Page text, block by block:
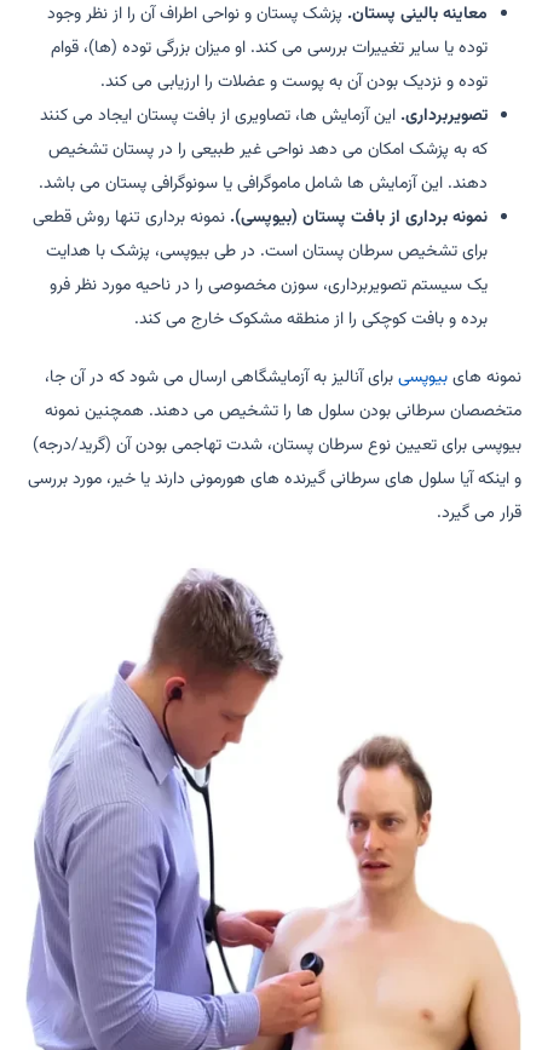
معاینه بالینی پستان. پزشک پستان و نواحی اطراف آن را از نظر وجود
توده یا سایر تغییرات بررسی می کند. او میزان بزرگی توده (ها)، قوام
توده و نزدیک بودن آن به پوست و عضلات را ارزیابی می کند.
تصویربرداری. این آزمایش ها، تصاویری از بافت پستان ایجاد می کنند
که به پزشک امکان می دهد نواحی غیر طبیعی را در پستان تشخیص
دهند. این آزمایش ها شامل ماموگرافی یا سونوگرافی پستان می باشد.
نمونه برداری از بافت پستان (بیوپسی). نمونه برداری تنها روش قطعی
برای تشخیص سرطان پستان است. در طی بیوپسی، پزشک با هدایت
یک سیستم تصویربرداری، سوزن مخصوصی را در ناحیه مورد نظر فرو
برده و بافت کوچکی را از منطقه مشکوک خارج می کند.
نمونه هایبیوپسیبرای آنالیز به آزمایشگاهی ارسال می شود که در آن جا،
متخصصان سرطانی بودن سلول ها را تشخیص می دهند. همچنین نمونه
بیوپسی برای تعیین نوع سرطان پستان، شدت تهاجمی بودن آن (گرید/درجه)
و اینکه آیا سلول های سرطانی گیرنده های هورمونی دارند یا خیر، مورد بررسی
قرار می گیرد.